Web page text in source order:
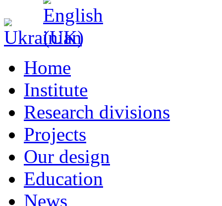
Home
Institute
Research divisions
Projects
Our design
Education
News